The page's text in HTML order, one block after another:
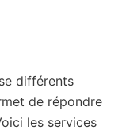
différents
de répondre
les services